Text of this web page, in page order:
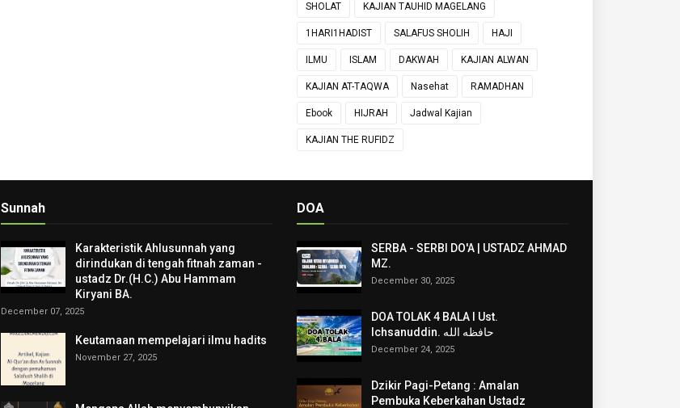
SHOLAT KAJIAN TAUHID MAGELANG
1HARI1HADIST SALAFUS SHOLIH HAJI
ILMU ISLAM DAKWAH KAJIAN ALWAN
KAJIAN AT-TAQWA Nasehat RAMADHAN
Ebook HIJRAH Jadwal Kajian
KAJIAN THE RUFIDZ
Sunnah
Karakteristik Ahlusunnah yang
dirindukan di tengah fitnah zaman -
ustadz Dr.(H.C.) Abu Hammam
Kiryani BA.
December 07, 2025
Keutamaan mempelajari ilmu hadits
November 27, 2025
DOA
SERBA - SERBI DO'A | USTADZ AHMAD
MZ.
December 30, 2025
DOA TOLAK 4 BALA I Ust.
Ichsanuddin. حافظه الله
December 24, 2025
Dzikir Pagi-Petang : Amalan
Pembuka Keberkahan Ustadz